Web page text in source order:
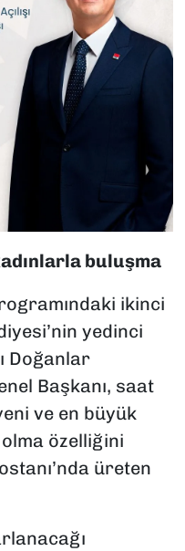
buluşma
ikinci
yedinci
Doğanlar
Başkanı, saat
ve en büyük
özelliğini
üreten